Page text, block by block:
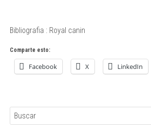
Bibliografia : Royal canin
Comparte esto:
Facebook X LinkedIn